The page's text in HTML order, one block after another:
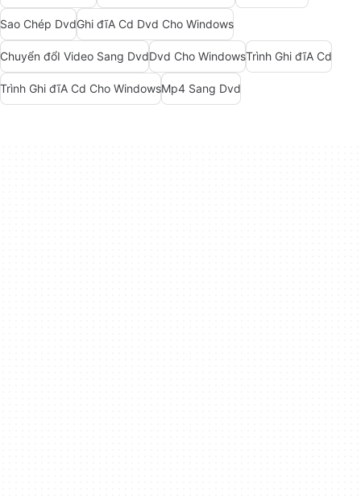
Sao Chép DvdGhi đĩA Cd Dvd Cho Windows
Chuyển đổI Video Sang DvdDvd Cho WindowsTrình Ghi đĩA Cd
Trình Ghi đĩA Cd Cho WindowsMp4 Sang Dvd